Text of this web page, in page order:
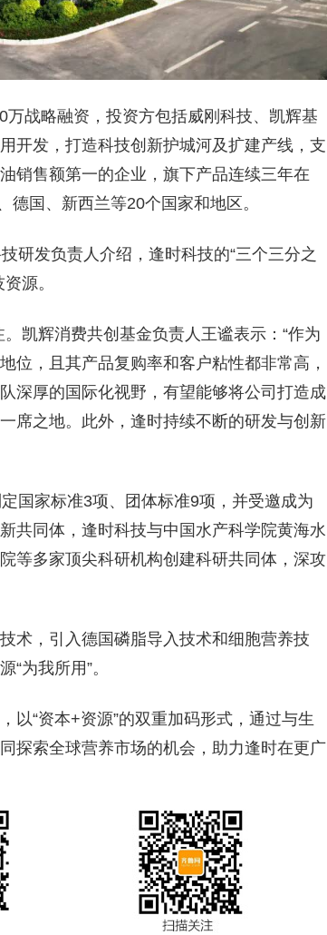
战略融资，投资方包括威刚科技、凯辉基
开发，打造科技创新护城河及扩建产线，支
销售额第一的企业，旗下产品连续三年在
国、新西兰等20个国家和地区。
研发负责人介绍，逢时科技的“三个三分之
源。
凯辉消费共创基金负责人王谧表示：“作为
位，且其产品复购率和客户粘性都非常高，
深厚的国际化视野，有望能够将公司打造成
席之地。此外，逢时持续不断的研发与创新
国家标准3项、团体标准9项，并受邀成为
共同体，逢时科技与中国水产科学院黄海水
等多家顶尖科研机构创建科研共同体，深攻
术，引入德国磷脂导入技术和细胞营养技
为我所用”。
以“资本+资源”的双重加码形式，通过与生
探索全球营养市场的机会，助力逢时在更广